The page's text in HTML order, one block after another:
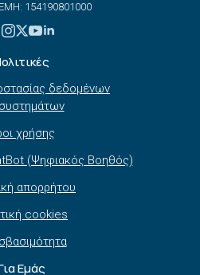
154190801000
δεδομένων
χρήσης
(Ψηφιακός Βοηθός)
απορρήτου
cookies
Εμάς